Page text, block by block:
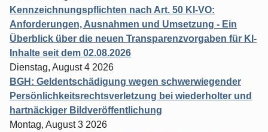
Kennzeichnungspflichten nach Art. 50 KI-VO:
Anforderungen, Ausnahmen und Umsetzung - Ein
Überblick über die neuen Transparenzvorgaben für KI-
Inhalte seit dem 02.08.2026
Dienstag, August 4 2026
BGH: Geldentschädigung wegen schwerwiegender
Persönlichkeitsrechtsverletzung bei wiederholter und
hartnäckiger Bildveröffentlichung
Montag, August 3 2026